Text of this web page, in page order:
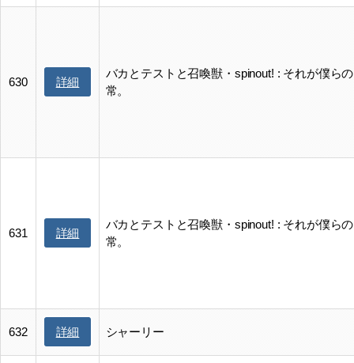
630 詳細
バカとテストと召喚獣・spinout! : それが僕ら
常。
631 詳細
バカとテストと召喚獣・spinout! : それが僕ら
常。
632 詳細 シャーリー